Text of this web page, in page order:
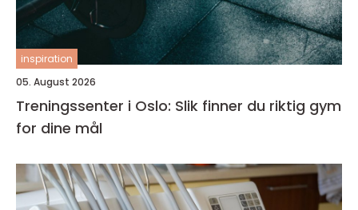
inspiration
05. August 2026
Treningssenter i Oslo: Slik finner du riktig gym
for dine mål